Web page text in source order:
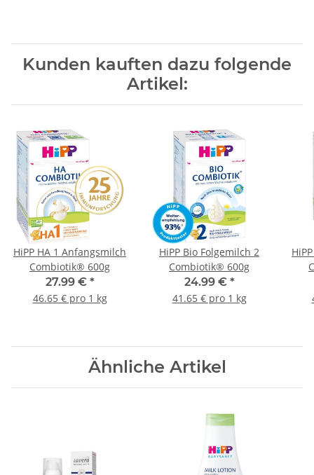
Kunden kauften dazu folgende
Artikel:
HiPP HA 1 Anfangsmilch
Combiotik® 600g
27.99 € *
46.65 € pro 1 kg
HiPP Bio Folgemilch 2
Combiotik® 600g
24.99 € *
41.65 € pro 1 kg
Ähnliche Artikel